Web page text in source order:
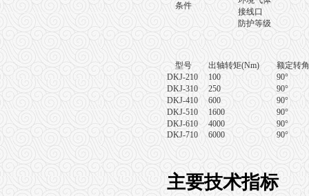
条件
接线口
防护等级
型号 出轴转矩(Nm)
额定转角
DKJ-210
100
90°
DKJ-310
250
90°
DKJ-410
600
90°
DKJ-510
1600
90°
DKJ-610
4000
90°
DKJ-710
6000 90°
主要技术指标